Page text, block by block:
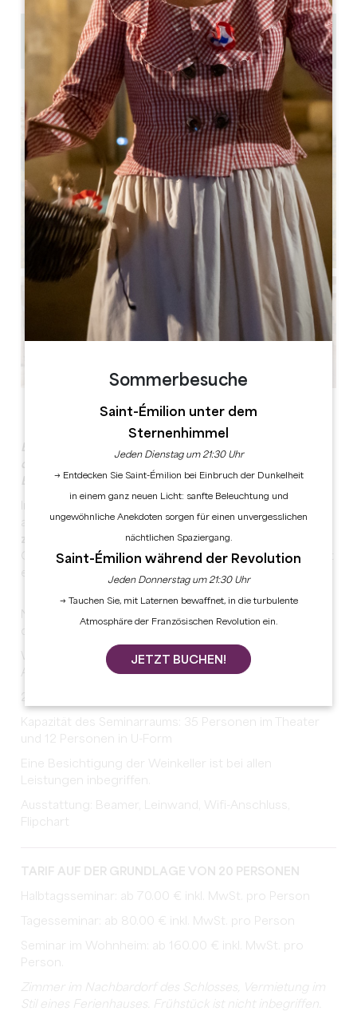
Alle Fotos anzeigen
Erleben Sie einen außergewöhnlichen Moment auf
diesem Anwesen, das im Herzen der Hügel von Saint-
Emilion liegt.
altem Stein und sichtbaren Balken, genießen Sie einen
zeitlosen Ort
im Herzen dieses Grand Cru Classé
Châteaus. Alle Schlüssel zum Erfolg sind hier vereint mit
einzigartigen und authentischen Atmosphäre
Während der Veranstaltung können önotouristische
Animationen organisiert werden.
Kapazität des Seminarraums: 35 Personen im Theater
und 12 Personen in U-Form
Eine Besichtigung der Weinkeller ist bei allen
Leistungen inbegriffen.
Ausstattung: Beamer, Leinwand, Wifi-Anschluss,
Flipchart
TARIF AUF DER GRUNDLAGE VON 20 PERSONEN
Halbtagsseminar: ab 70.00 € inkl. MwSt. pro Person
Tagesseminar: ab 80.00 € inkl. MwSt. pro Person
Seminar im Wohnheim: ab 160.00 € inkl. MwSt. pro
Person.
Zimmer im Nachbardorf des Schlosses, Vermietung im
Stil eines Ferienhauses. Frühstück ist nicht inbegriffen.
7.1 km
Sommerbesuche
Saint-Émilion unter dem
Sternenhimmel
Jeden Dienstag um 21:30 Uhr
→ Entdecken Sie Saint-Émilion bei Einbruch der Dunkelheit
in einem ganz neuen Licht: sanfte Beleuchtung und
ungewöhnliche Anekdoten sorgen für einen unvergesslichen
nächtlichen Spaziergang.
Saint-Émilion während der Revolution
Jeden Donnerstag um 21:30 Uhr
→ Tauchen Sie, mit Laternen bewaffnet, in die turbulente
Atmosphäre der Französischen Revolution ein.
JETZT BUCHEN!